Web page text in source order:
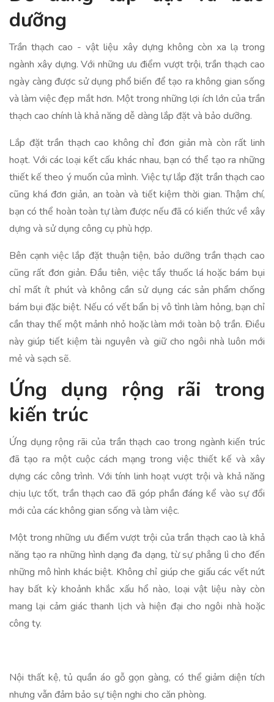
dưỡng
Trần thạch cao - vật liệu xây dựng không còn xa lạ trong
ngành xây dựng. Với những ưu điểm vượt trội, trần thạch cao
ngày càng được sử dụng phổ biến để tạo ra không gian sống
và làm việc đẹp mắt hơn. Một trong những lợi ích lớn của trần
thạch cao chính là khả năng dễ dàng lắp đặt và bảo dưỡng.
Lắp đặt trần thạch cao không chỉ đơn giản mà còn rất linh
hoạt. Với các loại kết cấu khác nhau, bạn có thể tạo ra những
thiết kế theo ý muốn của mình. Việc tự lắp đặt trần thạch cao
cũng khá đơn giản, an toàn và tiết kiệm thời gian. Thậm chí,
bạn có thể hoàn toàn tự làm được nếu đã có kiến thức về xây
dựng và sử dụng công cụ phù hợp.
Bên cạnh việc lắp đặt thuận tiện, bảo dưỡng trần thạch cao
cũng rất đơn giản. Đầu tiên, việc tẩy thuốc lá hoặc bám bụi
chỉ mất ít phút và không cần sử dụng các sản phẩm chống
bám bụi đặc biệt. Nếu có vết bẩn bị vô tình làm hỏng, bạn chỉ
cần thay thế một mảnh nhỏ hoặc làm mới toàn bộ trần. Điều
này giúp tiết kiệm tài nguyên và giữ cho ngôi nhà luôn mới
mẻ và sạch sẽ.
Ứng dụng rộng rãi trong
kiến trúc
Ứng dụng rộng rãi của trần thạch cao trong ngành kiến trúc
đã tạo ra một cuộc cách mạng trong việc thiết kế và xây
dựng các công trình. Với tính linh hoạt vượt trội và khả năng
chịu lực tốt, trần thạch cao đã góp phần đáng kể vào sự đổi
mới của các không gian sống và làm việc.
Một trong những ưu điểm vượt trội của trần thạch cao là khả
năng tạo ra những hình dạng đa dạng, từ sự phẳng lì cho đến
những mô hình khác biệt. Không chỉ giúp che giấu các vết nứt
hay bất kỳ khoảnh khắc xấu hổ nào, loại vật liệu này còn
mang lại cảm giác thanh lịch và hiện đại cho ngôi nhà hoặc
công ty.
Nội thất kệ, tủ quần áo gỗ gọn gàng, có thể giảm diện tích
nhưng vẫn đảm bảo sự tiện nghi cho căn phòng.